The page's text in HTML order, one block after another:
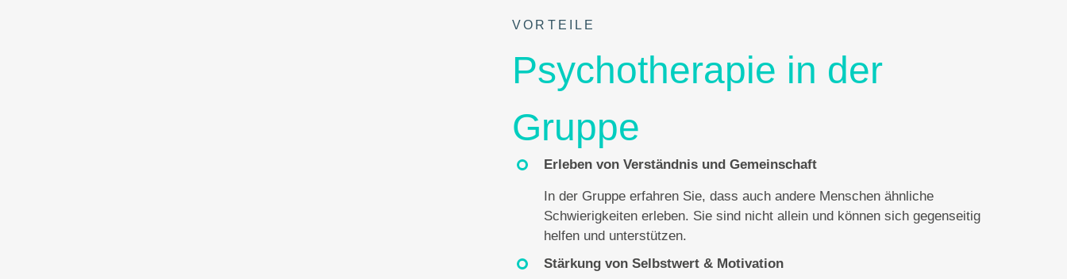
VORTEILE
Psychotherapie in der
Gruppe
Erleben von Verständnis und Gemeinschaft
In der Gruppe erfahren Sie, dass auch andere Menschen ähnliche
Schwierigkeiten erleben. Sie sind nicht allein und können sich gegenseitig
helfen und unterstützen.
Stärkung von Selbstwert & Motivation